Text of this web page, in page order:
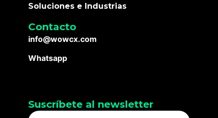
Soluciones e Industrias
Contacto
info@wowcx.com
Whatsapp
Suscríbete al newsletter